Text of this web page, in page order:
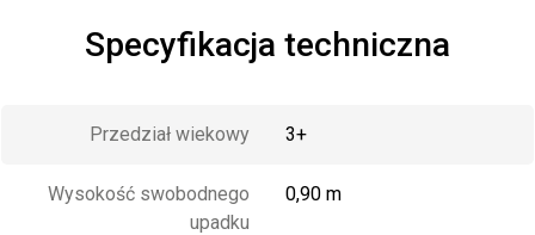
Specyfikacja techniczna
Przedział wiekowy 3+
Wysokość swobodnego
upadku
0,90 m